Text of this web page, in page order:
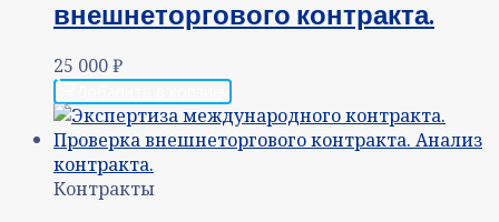
внешнеторгового контракта.
25 000₽
Контракты